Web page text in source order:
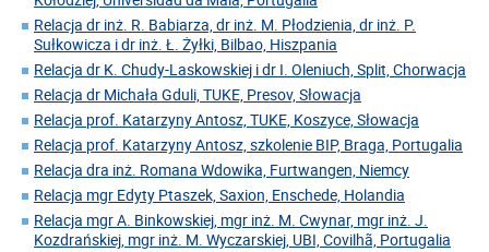
Relacja dr inż. R. Babiarza, dr inż. M. Płodzienia, dr inż. P.
Sułkowicza i dr inż. Ł. Żyłki, Bilbao, Hiszpania
Relacja dr K. Chudy-Laskowskiej i dr I. Oleniuch, Split, Chorwacja
Relacja dr Michała Gduli, TUKE, Presov, Słowacja
Relacja prof. Katarzyny Antosz, TUKE, Koszyce, Słowacja
Relacja prof. Katarzyny Antosz, szkolenie BIP, Braga, Portugalia
Relacja dra inż. Romana Wdowika, Furtwangen, Niemcy
Relacja mgr Edyty Ptaszek, Saxion, Enschede, Holandia
Relacja mgr A. Binkowskiej, mgr inż. M. Cwynar, mgr inż. J.
Kozdrańskiej, mgr inż. M. Wyczarskiej, UBI, Covilhã, Portugalia